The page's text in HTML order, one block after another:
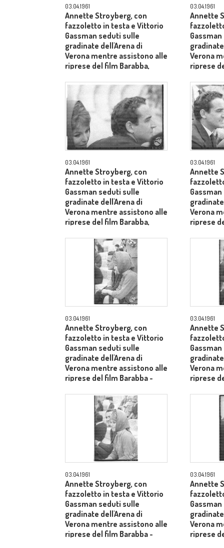
03.04.1961
Annette Stroyberg, con
fazzoletto in testa e Vittorio
Gassman seduti sulle
gradinate dell'Arena di
Verona mentre assistono alle
riprese del film Barabba,
Laurentiis - piano medio
03.04.1961
Annette
Verona
riprese
03.04.1961
Annette Stroyberg, con
fazzoletto in testa e Vittorio
Gassman seduti sulle
gradinate dell'Arena di
Verona mentre assistono alle
riprese del film Barabba,
Laurentiis - primo piano
03.04.1961
Annette
Verona
riprese
03.04.1961
Annette Stroyberg, con
fazzoletto in testa e Vittorio
Gassman seduti sulle
gradinate dell'Arena di
Verona mentre assistono alle
riprese del film Barabba -
03.04.1961
Annette
Verona
riprese
03.04.1961
Annette Stroyberg, con
fazzoletto in testa e Vittorio
Gassman seduti sulle
gradinate dell'Arena di
Verona mentre assistono alle
riprese del film Barabba -
03.04.1961
Annette
Verona
riprese